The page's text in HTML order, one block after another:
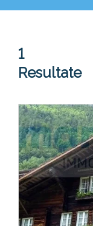
1
Resultate